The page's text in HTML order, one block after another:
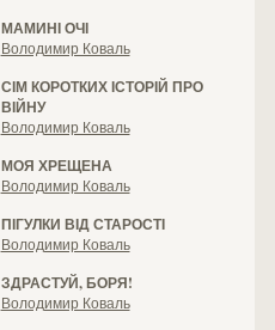
МАМИНІ ОЧІ
Володимир Коваль
СІМ КОРОТКИХ ІСТОРІЙ ПРО
ВІЙНУ
Володимир Коваль
МОЯ ХРЕЩЕНА
Володимир Коваль
ПІГУЛКИ ВІД СТАРОСТІ
Володимир Коваль
ЗДРАСТУЙ, БОРЯ!
Володимир Коваль